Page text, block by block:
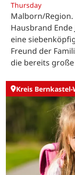
Thursday
Malborn/
Hausbrand
eine
Freund der
die bereits
Kreis